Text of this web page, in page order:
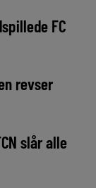
FC
revser
slår alle